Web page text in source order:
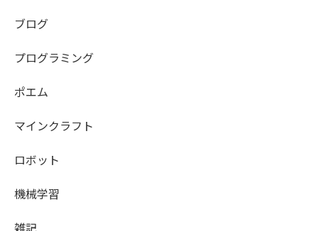
ブログ
プログラミング
ポエム
マインクラフト
ロボット
機械学習
雑記